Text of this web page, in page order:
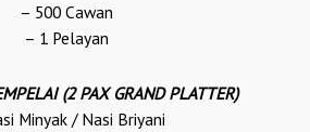
– 500 Cawan
– 1 Pelayan
(2 PAX GRAND PLATTER)
Minyak / Nasi Briyani